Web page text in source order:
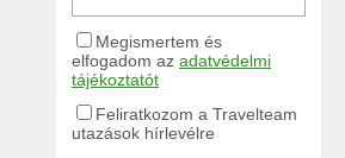
Megismertem és
elfogadom az adatvédelmi
tájékoztatót
Feliratkozom a Travelteam
utazások hírlevélre